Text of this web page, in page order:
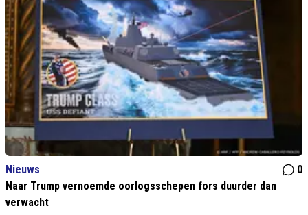
Nieuws
0
Naar Trump vernoemde oorlogsschepen fors duurder dan
verwacht